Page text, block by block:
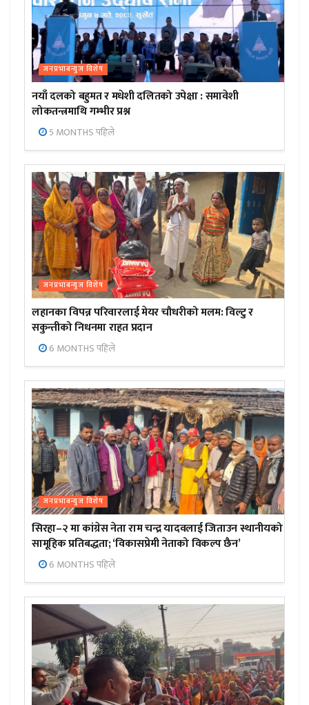
जनप्रभाबन्युज विशेष
नयाँ दलको बहुमत र मधेशी दलितको उपेक्षा : समावेशी
लोकतन्त्रमाथि गम्भीर प्रश्न
5 MONTHS पहिले
जनप्रभाबन्युज विशेष
लहानका विपन्न परिवारलाई मेयर चौधरीको मलम: विल्टु र
सकुन्तीको निधनमा राहत प्रदान
6 MONTHS पहिले
जनप्रभाबन्युज विशेष
सिरहा–२ मा कांग्रेस नेता राम चन्द्र यादवलाई जिताउन स्थानीयको
सामूहिक प्रतिबद्धता; ‘विकासप्रेमी नेताको विकल्प छैन’
6 MONTHS पहिले